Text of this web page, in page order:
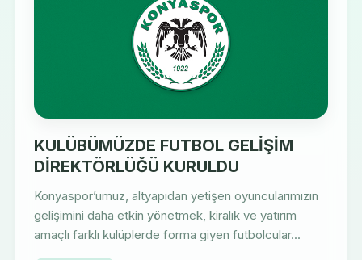
KULÜBÜMÜZDE FUTBOL GELİŞİM
DİREKTÖRLÜĞÜ KURULDU
Konyaspor’umuz, altyapıdan yetişen oyuncularımızın
gelişimini daha etkin yönetmek, kiralık ve yatırım
amaçlı farklı kulüplerde forma giyen futbolcular...